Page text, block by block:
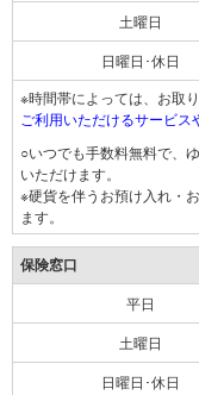
土曜日
日曜日･休日
※時間帯によっては、お取
ご利用いただけるサービス
○いつでも手数料無料で、
いただけます。
※硬貨を伴うお預け入れ・
ます。
保険窓口
平日
土曜日
日曜日･休日